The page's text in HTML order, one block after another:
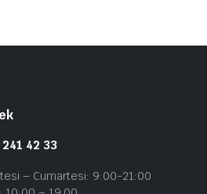
42 33
– Cumartesi: 9:00-21:00